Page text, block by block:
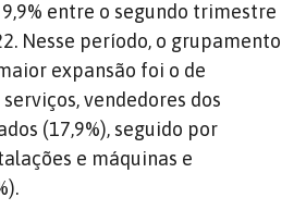
entre o segundo trimestre
Nesse período, o grupamento
expansão foi o de
vendedores dos
(17,9%), seguido por
e máquinas e